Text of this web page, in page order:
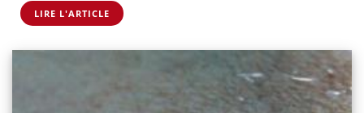
LIRE L'ARTICLE